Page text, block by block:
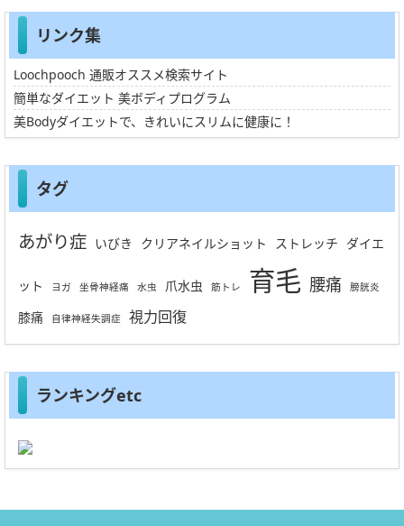
リンク集
Loochpooch 通販オススメ検索サイト
簡単なダイエット 美ボディプログラム
美Bodyダイエットで、きれいにスリムに健康に！
タグ
あがり症 いびき クリアネイルショット ストレッチ ダイエ
ット ヨガ 坐骨神経痛 水虫 爪水虫 筋トレ 育毛 腰痛 膀胱炎
膝痛 自律神経失調症 視力回復
ランキングetc